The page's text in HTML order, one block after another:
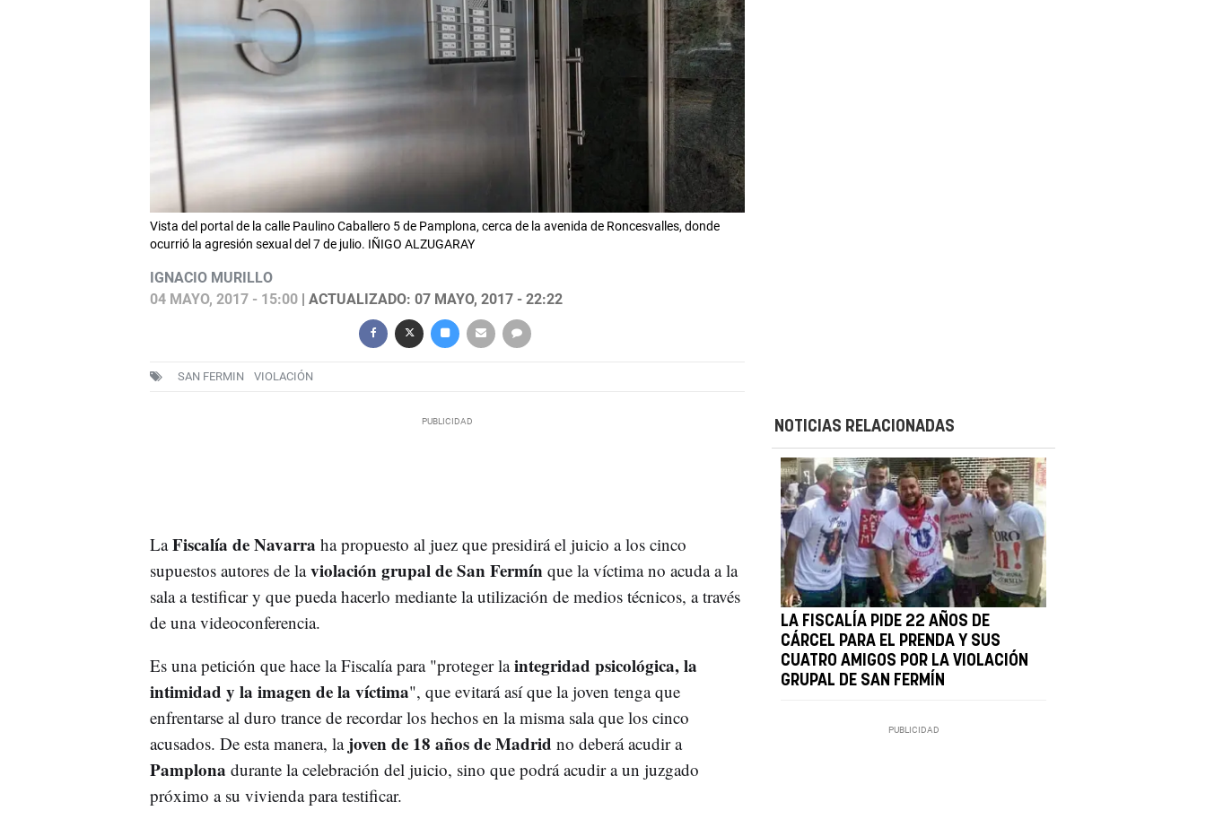
Vista del portal de la calle Paulino Caballero 5 de Pamplona, cerca de la avenida de Roncesvalles, donde
ocurrió la agresión sexual del 7 de julio. IÑIGO ALZUGARAY
IGNACIO MURILLO
04 MAYO, 2017 - 15:00| ACTUALIZADO: 07 MAYO, 2017 - 22:22
SAN FERMIN VIOLACIÓN
LaFiscalía de Navarra ha propuesto al juez que presidirá el juicio a los cinco
supuestos autores de laviolación grupal de San Fermínque la víctima no acuda a la
sala a testificar y que pueda hacerlo mediante la utilización de medios técnicos, a través
de una videoconferencia.
Es una petición que hace la Fiscalía para "proteger laintegridad psicológica, la
intimidad y la imagen de la víctima", que evitará así que la joven tenga que
enfrentarse al duro trance de recordar los hechos en la misma sala que los cinco
acusados. De esta manera, la joven de 18 años de Madrid no deberá acudir a
Pamplona durante la celebración del juicio, sino que podrá acudir a un juzgado
próximo a su vivienda para testificar.
NOTICIAS RELACIONADAS
LA FISCALÍA PIDE 22 AÑOS DE
CÁRCEL PARA EL PRENDA Y SUS
CUATRO AMIGOS POR LA VIOLACIÓN
GRUPAL DE SAN FERMÍN